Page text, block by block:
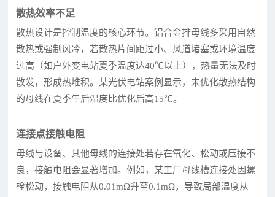
散热效率不足
散热设计是控制温度的核心环节。铝合金排母线多采用自然
散热或强制风冷，若散热片间距过小、风道堵塞或环境温度
过高（如户外变电站夏季温度达40℃以上），热量无法及时
散发，形成热堆积。某光伏电站案例显示，未优化散热结构
的母线在夏季午后温度比优化后高15℃。
连接点接触电阻
母线与设备、其他母线的连接处若存在氧化、松动或压接不
良，接触电阻会显著增加。例如，某工厂母线槽连接处因螺
栓松动，接触电阻从0.01mΩ升至0.1mΩ，导致局部温度从